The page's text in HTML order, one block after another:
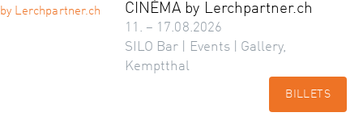
CINÉMA by Lerchpartner.ch
11. – 17.08.2026
SILO Bar | Events | Gallery,
Kemptthal
BILLETS